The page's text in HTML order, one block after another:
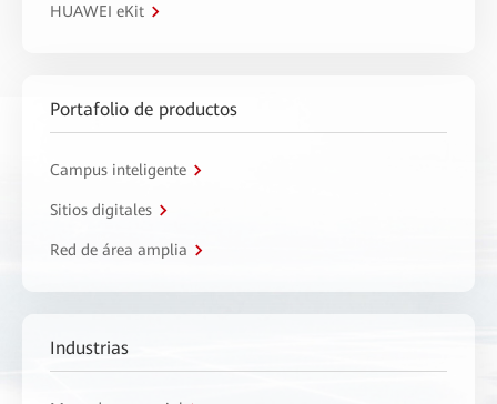
HUAWEI eKit
Portafolio de productos
Campus inteligente
Sitios digitales
Red de área amplia
Industrias